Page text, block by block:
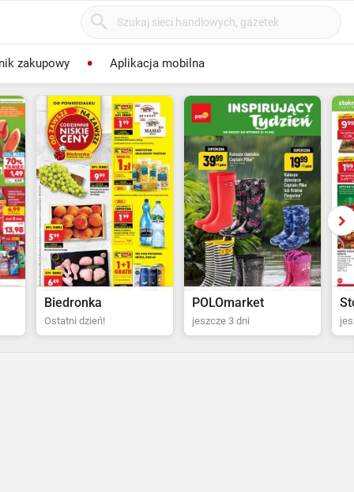
zakupowy Aplikacja mobilna
POLOmarket
jeszcze 3 dni jeszcze 4 dni za